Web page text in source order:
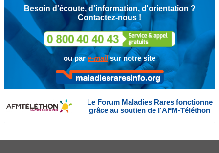
Besoin d'écoute, d'information, d'orientation ?
Contactez-nous !
ou pare-mailsur notre site
Le Forum Maladies Rares fonctionne
grâce au soutien de l'AFM-Téléthon